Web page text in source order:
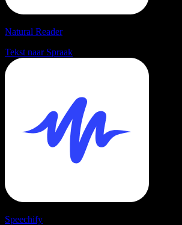
Natural Reader
Tekst naar Spraak
Speechify